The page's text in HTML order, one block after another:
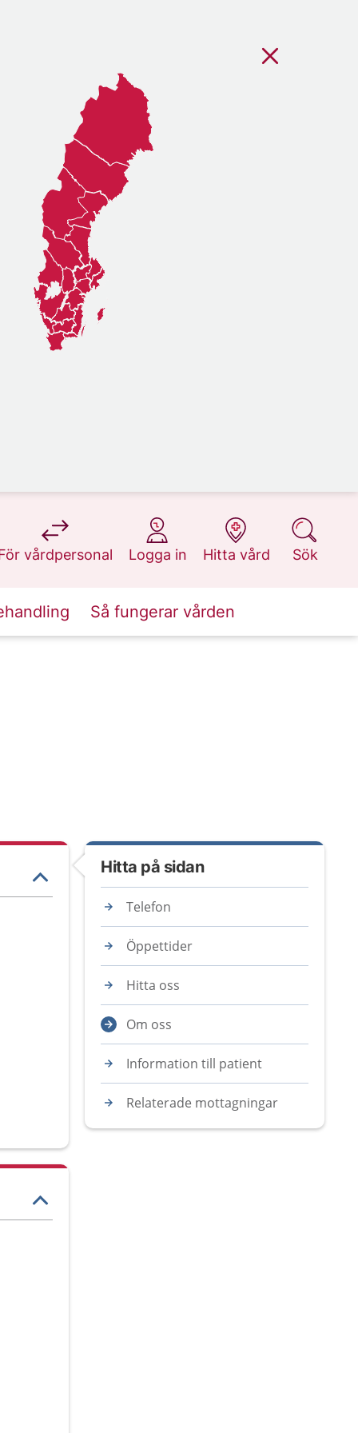
vårdpersonal
på 1177.se
Logga in
på 1177.se
Hitta vård
på 1177.se
Sök
på 1177.se
Så fungerar vården
Hitta på sidan
Telefon
Öppettider
Hitta oss
Om oss
Information till patient
Relaterade mottagningar